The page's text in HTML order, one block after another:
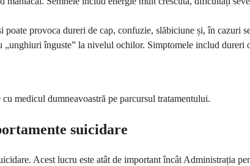
poate provoca dureri de cap, confuzie, slăbiciune și, în cazuri
„unghiuri înguste” la nivelul ochilor. Simptomele includ
medicul dumneavoastră pe parcursul tratamentului.
suicidare
Acest lucru este atât de important încât Administrația